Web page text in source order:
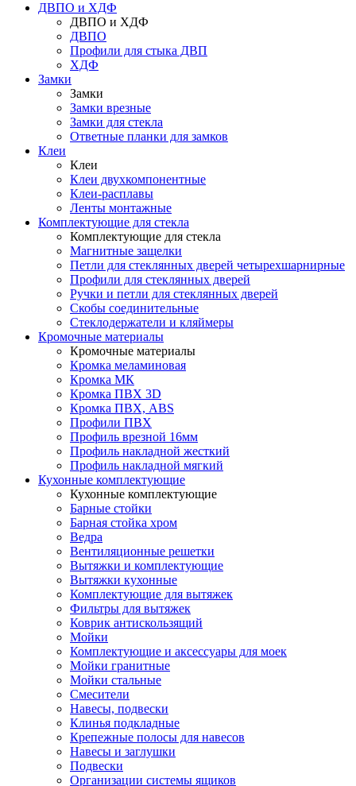
ДВПО и ХДФ
ДВПО и ХДФ
ДВПО
Профили для стыка ДВП
ХДФ
Замки
Замки
Замки врезные
Замки для стекла
Ответные планки для замков
Клеи
Клеи
Клеи двухкомпонентные
Клеи-расплавы
Ленты монтажные
Комплектующие для стекла
Комплектующие для стекла
Магнитные защелки
Петли для стеклянных дверей четырехшарнирные
Профили для стеклянных дверей
Ручки и петли для стеклянных дверей
Скобы соединительные
Стеклодержатели и кляймеры
Кромочные материалы
Кромочные материалы
Кромка меламиновая
Кромка МК
Кромка ПВХ 3D
Кромка ПВХ, ABS
Профили ПВХ
Профиль врезной 16мм
Профиль накладной жесткий
Профиль накладной мягкий
Кухонные комплектующие
Кухонные комплектующие
Барные стойки
Барная стойка хром
Ведра
Вентиляционные решетки
Вытяжки и комплектующие
Вытяжки кухонные
Комплектующие для вытяжек
Фильтры для вытяжек
Коврик антискользящий
Мойки
Комплектующие и аксессуары для моек
Мойки гранитные
Мойки стальные
Смесители
Навесы, подвески
Клинья подкладные
Крепежные полосы для навесов
Навесы и заглушки
Подвески
Организации системы ящиков